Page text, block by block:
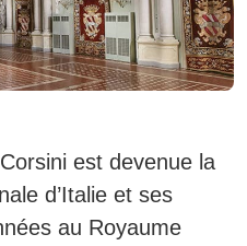
est devenue la
d’Italie et ses
au Royaume